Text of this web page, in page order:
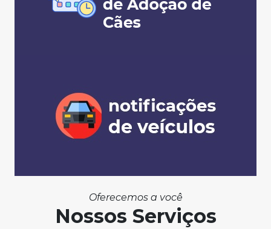
Oferecemos a você
Nossos Serviços